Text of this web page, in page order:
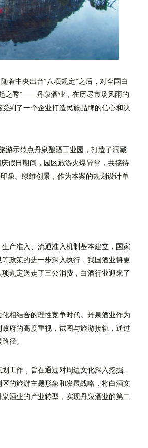
着中央出台“八项规定”之后，对全国白
之秀”——丹泉酒业，在历尽市场风雨的
到了一个企业打造民族品牌的信心和决
游示范点丹泉酿酒工业园，打造了洞藏
假日期间，园区旅游火爆异常，共接待
象。绿维创景，作为本案的规划设计单
产准入、流通准入机制基本建立，国家
政策的进一步深入执行，我国酒业将更
规定送走了三公消费，白酒行业迎来了
相结合的理性竞争时代。丹泉酒业作为
府的高度重视，试图与旅游接轨，通过
径。
工作，旨在通过对周边文化深入挖掘、
的旅游主题形象和发展战略，将白酒文
酒业的产业转型，实现丹泉酒业的第二